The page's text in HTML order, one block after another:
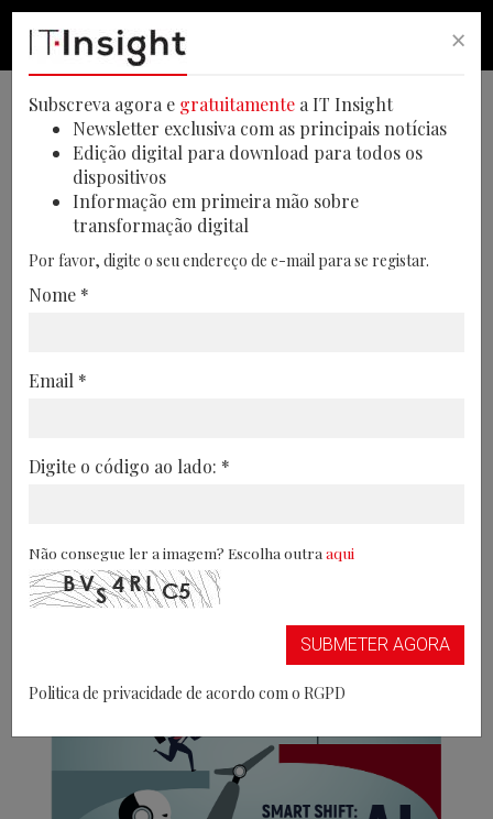
Como transformar os
negócios com IA em destaque
na mais recente edição da IT
transformar os negócios das empresas
ler a mesa-redonda dedicada a aplicações
Portugal
25/10/2024
×
Subscreva agora e gratuitamente a IT Insight
Newsletter exclusiva com as principais notícias
Edição digital para download para todos os
dispositivos
Informação em primeira mão sobre
transformação digital
Por favor, digite o seu endereço de e-mail para se registar.
Nome *
Email *
Digite o código ao lado: *
Não consegue ler a imagem? Escolha outra aqui
SUBMETER AGORA
Politica de privacidade de acordo com o RGPD